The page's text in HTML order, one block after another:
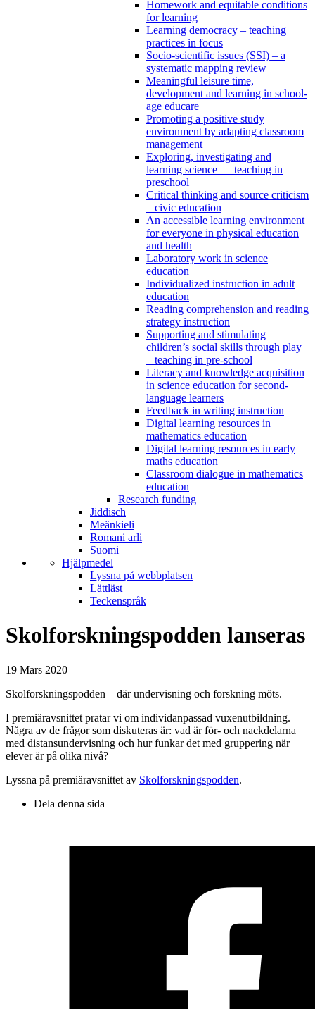
Homework and equitable conditions
for learning
Learning democracy – teaching
practices in focus
Socio-scientific issues (SSI) – a
systematic mapping review
Meaningful leisure time,
development and learning in school-
age educare
Promoting a positive study
environment by adapting classroom
management
Exploring, investigating and
learning science — teaching in
preschool
Critical thinking and source criticism
– civic education
An accessible learning environment
for everyone in physical education
and health
Laboratory work in science
education
Individualized instruction in adult
education
Reading comprehension and reading
strategy instruction
Supporting and stimulating
children’s social skills through play
– teaching in pre-school
Literacy and knowledge acquisition
in science education for second-
language learners
Feedback in writing instruction
Digital learning resources in
mathematics education
Digital learning resources in early
maths education
Classroom dialogue in mathematics
education
Research funding
Jiddisch
Meänkieli
Romani arli
Suomi
Hjälpmedel
Lyssna på webbplatsen
Lättläst
Teckenspråk
Skolforskningspodden lanseras
19 Mars 2020
Skolforskningspodden – där undervisning och forskning möts.
I premiäravsnittet pratar vi om individanpassad vuxenutbildning.
Några av de frågor som diskuteras är: vad är för- och nackdelarna
med distansundervisning och hur funkar det med gruppering när
elever är på olika nivå?
Lyssna på premiäravsnittet av Skolforskningspodden.
Dela denna sida